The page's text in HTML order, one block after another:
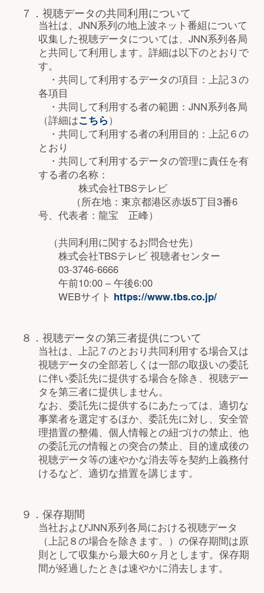
７．視聴データの共同利用について
当社は、JNN系列の地上波ネット番組について
収集した視聴データについては、JNN系列各局
と共同して利用します。詳細は以下のとおりで
す。
・共同して利用するデータの項目：上記３の
各項目
・共同して利用する者の範囲：JNN系列各局
（詳細はこちら）
・共同して利用する者の利用目的：上記６の
とおり
・共同して利用するデータの管理に責任を有
する者の名称：
株式会社TBSテレビ
（所在地：東京都港区赤坂5丁目3番6
号、代表者：龍宝 正峰）
（共同利用に関するお問合せ先）
株式会社TBSテレビ 視聴者センター
03-3746-6666
午前10:00 – 午後6:00
WEBサイト https://www.tbs.co.jp/
８．視聴データの第三者提供について
当社は、上記７のとおり共同利用する場合又は
視聴データの全部若しくは一部の取扱いの委託
に伴い委託先に提供する場合を除き、視聴デー
タを第三者に提供しません。
なお、委託先に提供するにあたっては、適切な
事業者を選定するほか、委託先に対し、安全管
理措置の整備、個人情報との紐づけの禁止、他
の委託元の情報との突合の禁止、目的達成後の
視聴データ等の速やかな消去等を契約上義務付
けるなど、適切な措置を講じます。
９．保存期間
当社およびJNN系列各局における視聴データ
（上記８の場合を除きます。）の保存期間は原
則として収集から最大60ヶ月とします。保存期
間が経過したときは速やかに消去します。